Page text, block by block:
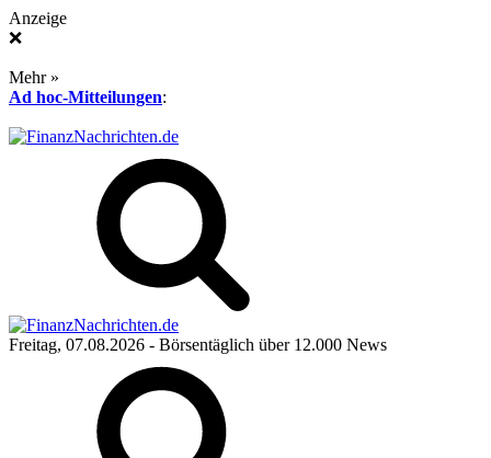
Anzeige
❌
Mehr »
Ad hoc-Mitteilungen:
Freitag, 07.08.2026 - Börsentäglich über 12.000 News